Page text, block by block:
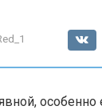
особенно